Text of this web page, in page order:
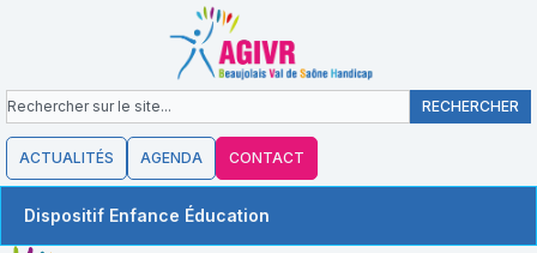
contenu
Rechercher RECHERCHER
ACTUALITÉS AGENDA CONTACT
Dispositif Enfance Éducation